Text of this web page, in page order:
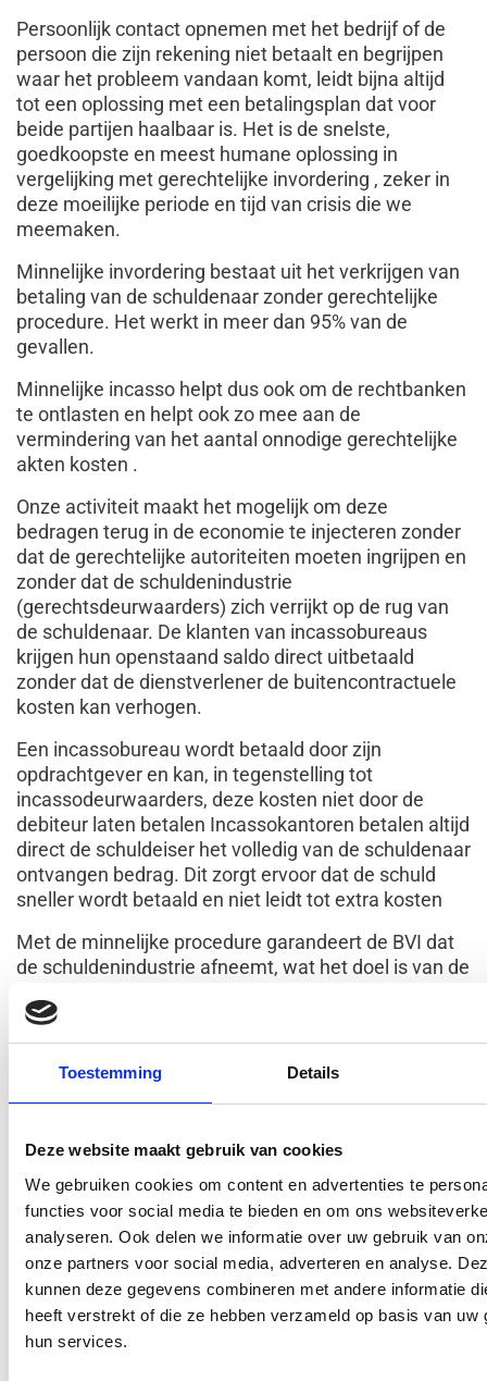
Toestemming Details
Deze website maakt gebruik van cookies
We gebruiken cookies om content en advertenties te
functies voor social media te bieden en om ons
analyseren. Ook delen we informatie over uw gebruik van
onze partners voor social media, adverteren en analyse.
kunnen deze gegevens combineren met andere informatie
heeft verstrekt of die ze hebben verzameld op basis van uw
hun services.
Persoonlijk contact opnemen met het bedrijf of de
persoon die zijn rekening niet betaalt en begrijpen
waar het probleem vandaan komt, leidt bijna altijd
tot een oplossing met een betalingsplan dat voor
beide partijen haalbaar is. Het is de snelste,
goedkoopste en meest humane oplossing in
vergelijking met gerechtelijke invordering , zeker in
deze moeilijke periode en tijd van crisis die we
meemaken.
Minnelijke invordering bestaat uit het verkrijgen van
betaling van de schuldenaar zonder gerechtelijke
procedure. Het werkt in meer dan 95% van de
gevallen.
Minnelijke incasso helpt dus ook om de rechtbanken
te ontlasten en helpt ook zo mee aan de
vermindering van het aantal onnodige gerechtelijke
akten kosten .
Onze activiteit maakt het mogelijk om deze
bedragen terug in de economie te injecteren zonder
dat de gerechtelijke autoriteiten moeten ingrijpen en
zonder dat de schuldenindustrie
(gerechtsdeurwaarders) zich verrijkt op de rug van
de schuldenaar. De klanten van incassobureaus
krijgen hun openstaand saldo direct uitbetaald
zonder dat de dienstverlener de buitencontractuele
kosten kan verhogen.
Een incassobureau wordt betaald door zijn
opdrachtgever en kan, in tegenstelling tot
incassodeurwaarders, deze kosten niet door de
debiteur laten betalen Incassokantoren betalen altijd
direct de schuldeiser het volledig van de schuldenaar
ontvangen bedrag. Dit zorgt ervoor dat de schuld
sneller wordt betaald en niet leidt tot extra kosten
Met de minnelijke procedure garandeert de BVI dat
de schuldenindustrie afneemt, wat het doel is van de
Ons beroep is sterk gereglementeerd en wordt
Economie. Dit zorgt ervoor dat schuldeisers en
debiteuren een ethische en professionele activiteit
hebben.
Tevens zijn alle leden van de ABR-BVI onderworpen
aan een strenge deontologische code.